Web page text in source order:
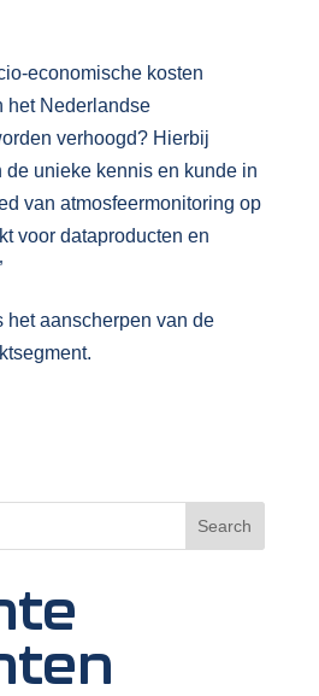
economische kosten
het Nederlandse
verhoogd? Hierbij
unieke kennis en kunde in
van atmosfeermonitoring op
voor dataproducten en
het aanscherpen van de
Search